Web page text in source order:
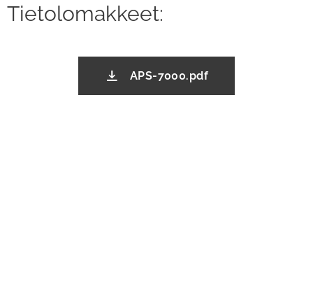
Tietolomakkeet:
APS-7000.pdf